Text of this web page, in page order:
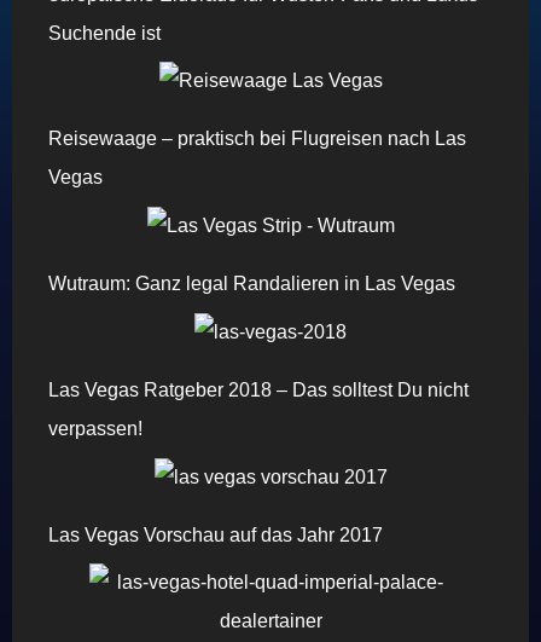
Suchende ist
Reisewaage – praktisch bei Flugreisen nach Las
Vegas
Wutraum: Ganz legal Randalieren in Las Vegas
Las Vegas Ratgeber 2018 – Das solltest Du nicht
verpassen!
Las Vegas Vorschau auf das Jahr 2017